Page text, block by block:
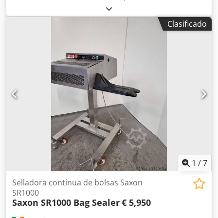
Línea de sellado térmico de 300 mm. Con control mediante
pedal. Control de temperatura ajustable para diferentes
grosores de bolsa. Rango de temperatura de 30 a 200
grados Celsius. 220 / 240 voltios, 50 / 60 Hz. Con sistema
de carga de bolsas ajustable para diferentes alturas de
pila. En excelentes condiciones. Cedpfoutg Daex Apreha
Precio: 495 €.
Clasificado
1 /7
Selladora continua de bolsas Saxon
SR1000
Saxon SR1000 Bag Sealer€ 5,950